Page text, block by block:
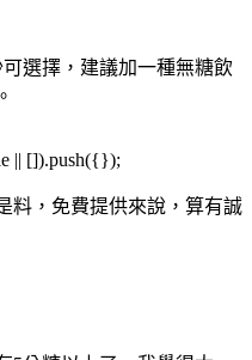
選擇，建議加一種無糖飲
|| []).push({});
料，免費提供來說，算有誠